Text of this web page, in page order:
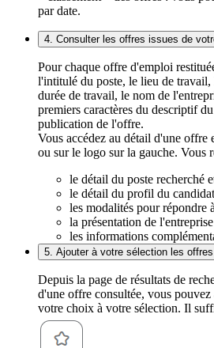
par date.
4. Consulter les offres issues de
Pour chaque offre d'emploi
l'intitulé du poste, le lieu de travail,
durée de travail, le nom de
premiers caractères du descriptif
publication de l'offre.
Vous accédez au détail d'une
ou sur le logo sur la gauche. Vous
le détail du poste recherché
le détail du profil du
les modalités pour répondre
la présentation de
les informations
5. Ajouter à votre sélection les
Depuis la page de résultats de
d'une offre consultée, vous
votre choix à votre sélection. Il